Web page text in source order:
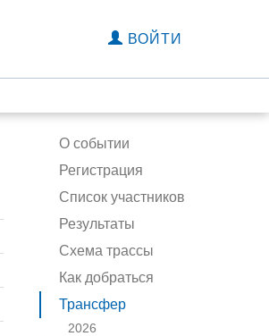
ВОЙТИ
О событии
Регистрация
Список участников
Результаты
Схема трассы
Как добраться
Трансфер
2026